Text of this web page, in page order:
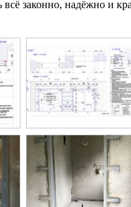
законно, надёжно и